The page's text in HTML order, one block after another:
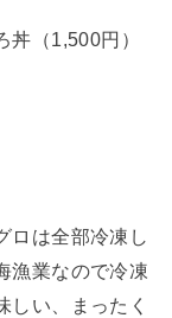
（1,500円）
ロは全部冷凍し
漁業なので冷凍
しい、まったく